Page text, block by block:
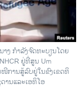
ງ ກຳລັງຈົດທະບຽນໂດຍ
ຢູ່ທີ່ສູນ Um
ການສູ້ລົບຢູ່ໃນຂົງເຂດທິ
ານແລະເອທິໂອ